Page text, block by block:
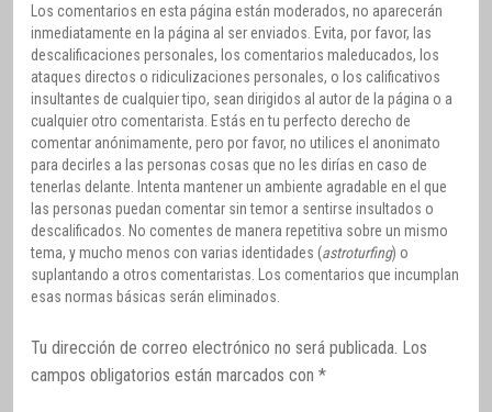
Los comentarios en esta página están moderados, no aparecerán
inmediatamente en la página al ser enviados. Evita, por favor, las
descalificaciones personales, los comentarios maleducados, los
ataques directos o ridiculizaciones personales, o los calificativos
insultantes de cualquier tipo, sean dirigidos al autor de la página o a
cualquier otro comentarista. Estás en tu perfecto derecho de
comentar anónimamente, pero por favor, no utilices el anonimato
para decirles a las personas cosas que no les dirías en caso de
tenerlas delante. Intenta mantener un ambiente agradable en el que
las personas puedan comentar sin temor a sentirse insultados o
descalificados. No comentes de manera repetitiva sobre un mismo
tema, y mucho menos con varias identidades (astroturfing) o
suplantando a otros comentaristas. Los comentarios que incumplan
esas normas básicas serán eliminados.
Tu dirección de correo electrónico no será publicada. Los
campos obligatorios están marcados con *